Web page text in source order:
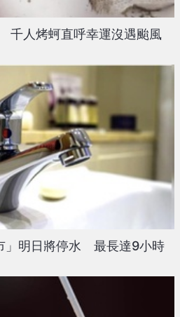
千人烤蚵直呼幸運沒遇颱風
」明日將停水 最長達9小時